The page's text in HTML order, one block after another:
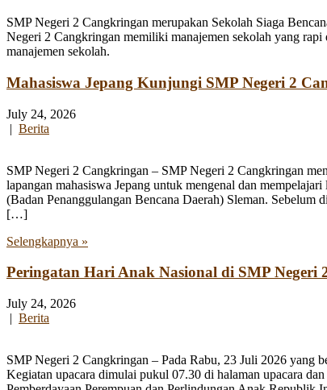
SMP Negeri 2 Cangkringan merupakan Sekolah Siaga
Negeri 2 Cangkringan memiliki manajemen sekolah yang
manajemen sekolah.
Mahasiswa Jepang Kunjungi SMP Negeri 2
July 24, 2026
| Berita
SMP Negeri 2 Cangkringan – SMP Negeri 2 Cangkringan
lapangan mahasiswa Jepang untuk mengenal dan
(Badan Penanggulangan Bencana Daerah) Sleman.
[…]
Selengkapnya »
Peringatan Hari Anak Nasional di SMP Negeri
July 24, 2026
| Berita
SMP Negeri 2 Cangkringan – Pada Rabu, 23 Juli 2026 yang
Kegiatan upacara dimulai pukul 07.30 di halaman upacara